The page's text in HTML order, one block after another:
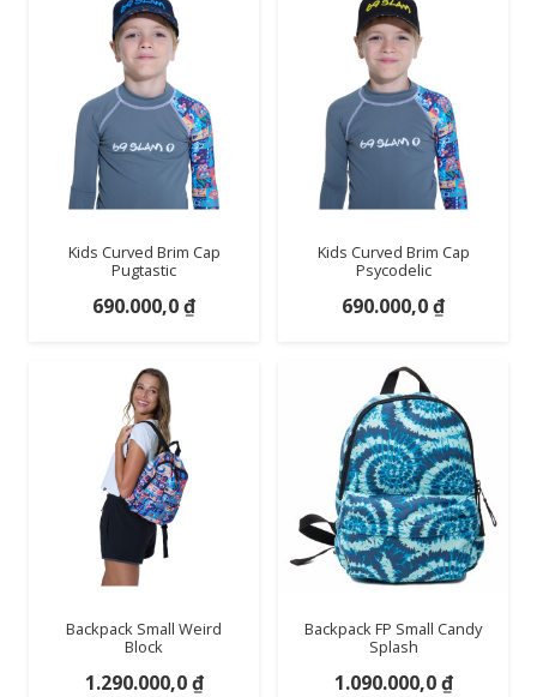
Kids Curved Brim Cap
Pugtastic
690.000,0₫
Kids Curved Brim Cap
Psycodelic
690.000,0₫
Backpack Small Weird
Block
1.290.000,0₫
Backpack FP Small Candy
Splash
1.090.000,0₫